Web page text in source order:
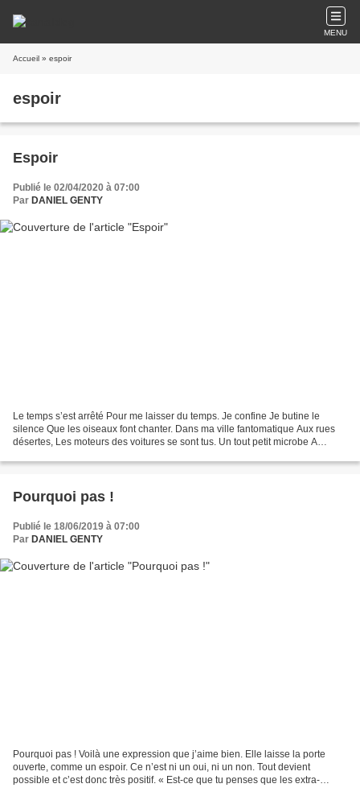
MENU
Accueil » espoir
espoir
Espoir
Publié le 02/04/2020 à 07:00
Par DANIEL GENTY
Le temps s’est arrêté Pour me laisser du temps. Je confine Je butine le
silence Que les oiseaux font chanter. Dans ma ville fantomatique Aux rues
désertes, Les moteurs des voitures se sont tus. Un tout petit microbe A
Pourquoi pas !
Publié le 18/06/2019 à 07:00
Par DANIEL GENTY
Pourquoi pas ! Voilà une expression que j’aime bien. Elle laisse la porte
ouverte, comme un espoir. Ce n’est ni un oui, ni un non. Tout devient
possible et c’est donc très positif. « Est-ce que tu penses que les extra-